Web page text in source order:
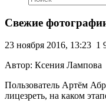
Свежие
23 ноября 2016, 13:23 1
Автор: Ксения Лампова
Пользователь Артём
лицезреть, на каком